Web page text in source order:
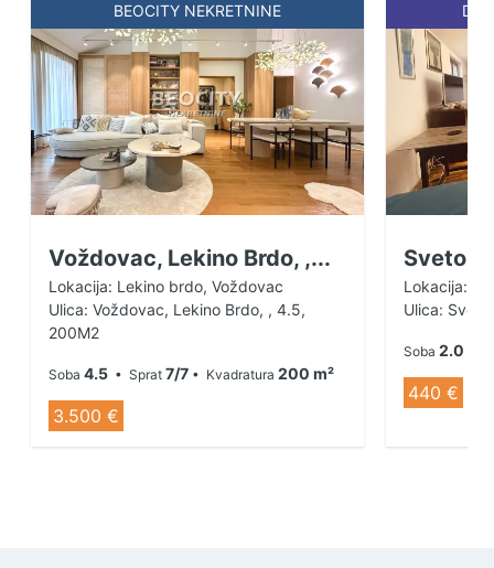
BEOCITY NEKRETNINE
Voždovac, Lekino Brdo, ,...
Lokacija: Lekino brdo, Voždovac
Ulica: Voždovac, Lekino Brdo, , 4.5,
200M2
Soba 4.5 • Sprat 7/7 • Kvadratura 200 m²
3.500 €
Lokacija:
Ulica:
Soba 2.0
440 €